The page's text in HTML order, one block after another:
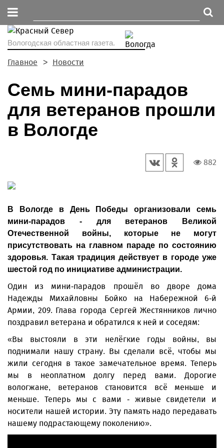
Вологодская областная газета.
Главное Новости
Семь мини-парадов
для ветеранов прошли
в Вологде
882
В Вологде в День Победы организовали семь
мини-парадов - для ветеранов Великой
Отечественной войны, которые не могут
присутствовать на главном параде по состоянию
здоровья. Такая традиция действует в городе уже
шестой год по инициативе администрации.
Один из мини-парадов прошёл во дворе дома
Надежды Михайловны Бойко на Набережной 6-й
Армии, 209. Глава города Сергей Жестянников лично
поздравил ветерана и обратился к ней и соседям:
«Вы выстояли в эти нелёгкие годы войны, вы
поднимали нашу страну. Вы сделали всё, чтобы мы
жили сегодня в такое замечательное время. Теперь
мы в неоплатном долгу перед вами. Дорогие
вологжане, ветеранов становится всё меньше и
меньше. Теперь мы с вами - живые свидетели и
носители нашей истории. Эту память надо передавать
нашему подрастающему поколению».